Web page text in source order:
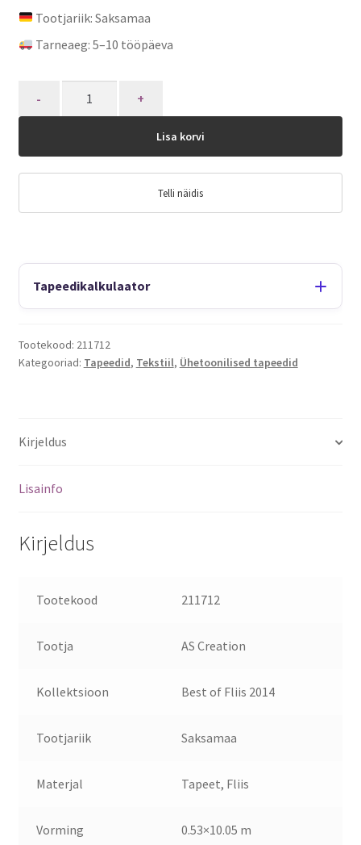
Tootjariik: Saksamaa
Tarneaeg: 5–10 tööpäeva
Lisa korvi
Telli näidis
Tapeedikalkulaator
Tootekood: 211712
Kategooriad: Tapeedid, Tekstiil, Ühetoonilised tapeedid
Kirjeldus
Lisainfo
Kirjeldus
Tootekood 211712
Tootja AS Creation
Kollektsioon Best of Fliis 2014
Tootjariik Saksamaa
Materjal Tapeet, Fliis
Vorming 0.53×10.05 m